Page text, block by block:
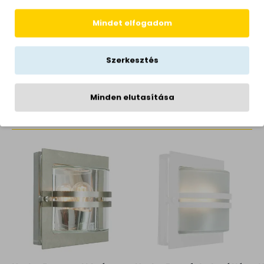
2 év
Sugárzási szög
65°
www.maytoni.de
Mindet elfogadom
Szerkesztés
Minden elutasítása